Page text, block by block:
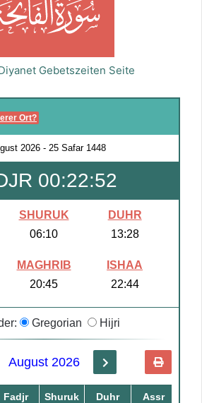
Gebetszeiten Seite
Ort?
2026 - 25 Safar 1448
00:22:52
SHURUK
06:10
DUHR
13:28
MAGHRIB
20:45
ISHAA
22:44
Gregorian Hijri
August 2026
Safar
Fadjr Shuruk Duhr Assr